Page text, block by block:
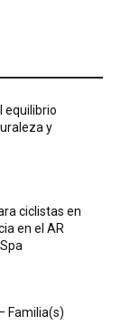
equilibrio
y
ciclistas en
en el AR
Familia(s)